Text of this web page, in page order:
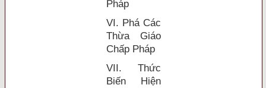
Pháp
VI. Phá Các
Thừa Giáo
Chấp Pháp
VII. Thức
Biến Hiện